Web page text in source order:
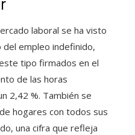
laboral se ha visto
empleo indefinido,
tipo firmados en el
de las horas
2,42 %. También se
hogares con todos sus
una cifra que refleja